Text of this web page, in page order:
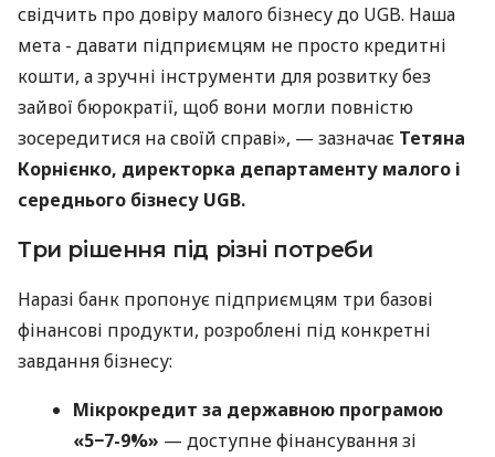
свідчить про довіру малого бізнесу до UGB. Наша
мета - давати підприємцям не просто кредитні
кошти, а зручні інструменти для розвитку без
зайвої бюрократії, щоб вони могли повністю
зосередитися на своїй справі», — зазначає Тетяна
Корнієнко, директорка департаменту малого і
середнього бізнесу UGB.
Три рішення під різні потреби
Наразі банк пропонує підприємцям три базові
фінансові продукти, розроблені під конкретні
завдання бізнесу:
Мікрокредит за державною програмою
«5−7-9%» — доступне фінансування зі